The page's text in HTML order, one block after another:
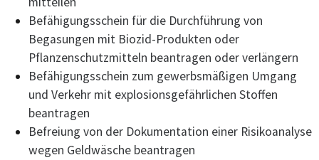
Befähigungsschein für die Durchführung von
Begasungen mit Biozid-Produkten oder
Pflanzenschutzmitteln beantragen oder verlängern
Befähigungsschein zum gewerbsmäßigen Umgang
und Verkehr mit explosionsgefährlichen Stoffen
beantragen
Befreiung von der Dokumentation einer Risikoanalyse
wegen Geldwäsche beantragen